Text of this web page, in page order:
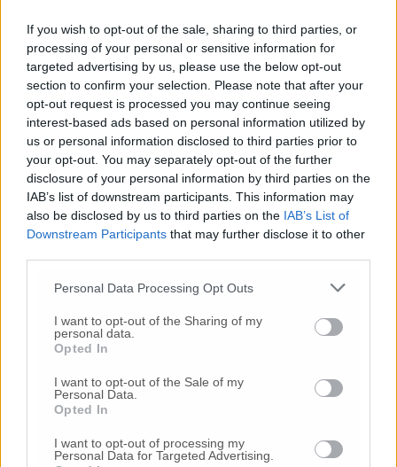
If you wish to opt-out of the sale, sharing to third parties, or
processing of your personal or sensitive information for
targeted advertising by us, please use the below opt-out
section to confirm your selection. Please note that after your
opt-out request is processed you may continue seeing
interest-based ads based on personal information utilized by
us or personal information disclosed to third parties prior to
your opt-out. You may separately opt-out of the further
disclosure of your personal information by third parties on the
IAB’s list of downstream participants. This information may
also be disclosed by us to third parties on the IAB’s List of
Downstream Participants that may further disclose it to other
Personal Data Processing Opt Outs
I want to opt-out of the Sharing of my
personal data.
Opted In
I want to opt-out of the Sale of my
Personal Data.
Opted In
I want to opt-out of processing my
Personal Data for Targeted Advertising.
pensiero. «È ciò che abbiamo fatto con la
Galleria MeGa – prosegue Ercoli – progettata
proprio insieme all’Ia, creando un universo
digitale e immersivo per creare percorsi
espositivi che diventano anche percorsi di
pensiero. In questo senso il filosofo non è più
solo un pensatore, ma diventa un artista, un
designer di mondi possibili, capace di dare
forma a configurazioni di pensiero inedite:
percorsi visibili e vivibili anche in presenza e
con la propria fisicità indossando i visori Vr,
ma grazie alla realtà virtuale di MeGa».
La rassegna ha ospitato circa 80 protagonisti,
studiosi e divulgatori nazionali e
internazionali, tra cui il cardinale
Tolentino de Mendonça
, la filosofa
Delsol, la direttrice di Rai Play
Capparelli , il docente
di Cinecittà
Manuela Cacciamani
Barbara Albertie l’analista geopoliticoDario